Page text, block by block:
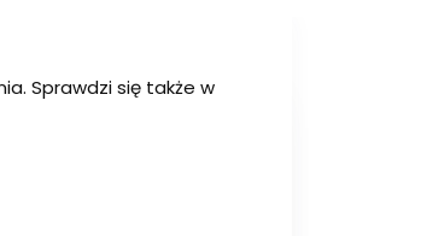
Sprawdzi się także w